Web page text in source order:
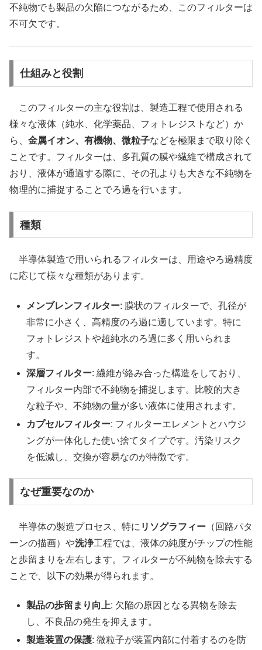
不純物でも製品の欠陥につながるため、このフィルターは
不可欠です。
仕組みと役割
このフィルターの主な役割は、製造工程で使用される
様々な液体（純水、化学薬品、フォトレジストなど）か
ら、 金属イオン、有機物、微粒子などを極限まで取り除く
ことです。フィルターは、多孔質の膜や繊維で構成されて
おり、液体が通過する際に、その孔よりも大きな不純物を
物理的に捕捉することでろ過を行います。
種類
半導体製造で用いられるフィルターは、用途やろ過精度
に応じて様々な種類があります。
メンブレンフィルター: 膜状のフィルターで、孔径が
非常に小さく、高精度のろ過に適しています。特に
フォトレジストや超純水のろ過に多く用いられま
す。
深層フィルター: 繊維が絡み合った構造をしており、
フィルター内部で不純物を捕捉します。比較的大き
な粒子や、不純物の量が多い液体に使用されます。
カプセルフィルター: フィルターエレメントとハウジ
ングが一体化した使い捨てタイプです。汚染リスク
を低減し、交換が容易なのが特徴です。
なぜ重要なのか
半導体の製造プロセス、特に リソグラフィー （回路パタ
ーンの描画）や洗浄工程では、液体の純度がチップの性能
と歩留まりを左右します。フィルターが不純物を除去する
ことで、以下の効果が得られます。
製品の歩留まり向上: 欠陥の原因となる異物を除去
し、不良品の発生を抑えます。
製造装置の保護: 微粒子が装置内部に付着するのを防